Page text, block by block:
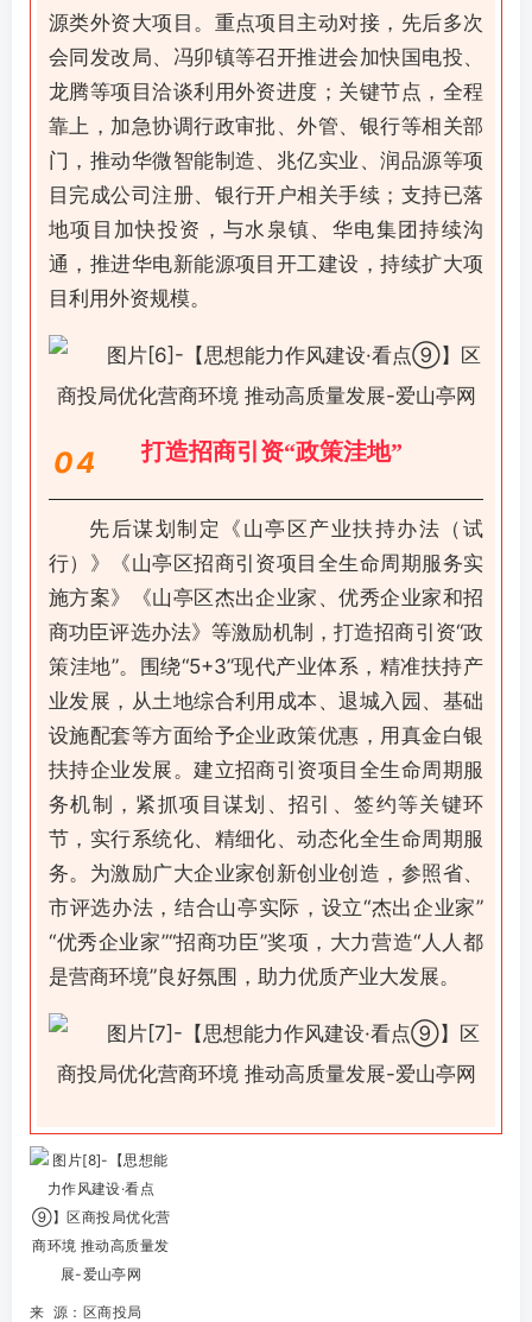
源类外资大项目。重点项目主动对接，先后多次
会同发改局、冯卯镇等召开推进会加快国电投、
龙腾等项目洽谈利用外资进度；关键节点，全程
靠上，加急协调行政审批、外管、银行等相关部
门，推动华微智能制造、兆亿实业、润品源等项
目完成公司注册、银行开户相关手续；支持已落
地项目加快投资，与水泉镇、华电集团持续沟
通，推进华电新能源项目开工建设，持续扩大项
目利用外资规模。
04 打造招商引资“政策洼地”
先后谋划制定《山亭区产业扶持办法（试
行）》《山亭区招商引资项目全生命周期服务实
施方案》《山亭区杰出企业家、优秀企业家和招
商功臣评选办法》等激励机制，打造招商引资“政
策洼地”。围绕“5+3”现代产业体系，精准扶持产
业发展，从土地综合利用成本、退城入园、基础
设施配套等方面给予企业政策优惠，用真金白银
扶持企业发展。建立招商引资项目全生命周期服
务机制，紧抓项目谋划、招引、签约等关键环
节，实行系统化、精细化、动态化全生命周期服
务。为激励广大企业家创新创业创造，参照省、
市评选办法，结合山亭实际，设立“杰出企业家”
“优秀企业家”“招商功臣”奖项，大力营造“人人都
是营商环境”良好氛围，助力优质产业大发展。
来 源： 区商投局